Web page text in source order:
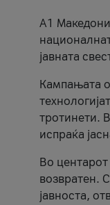
A1
јавната
Кампањата
тротинети.
испраќа
Во
возвратен.
јавноста,